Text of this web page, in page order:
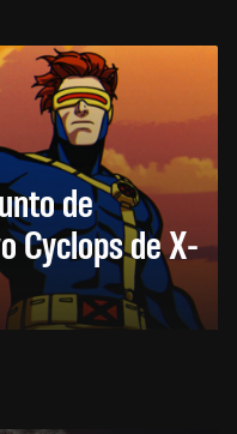
de
Cyclops de X-